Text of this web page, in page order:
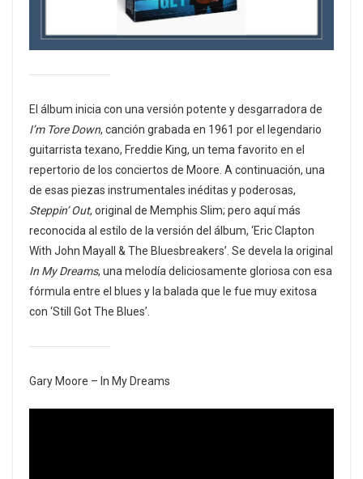
El álbum inicia con una versión potente y desgarradora de
I’m Tore Down, canción grabada en 1961 por el legendario
guitarrista texano, Freddie King, un tema favorito en el
repertorio de los conciertos de Moore. A continuación, una
de esas piezas instrumentales inéditas y poderosas,
Steppin’ Out, original de Memphis Slim; pero aquí más
reconocida al estilo de la versión del álbum, ‘Eric Clapton
With John Mayall & The Bluesbreakers’. Se devela la original
In My Dreams, una melodía deliciosamente gloriosa con esa
fórmula entre el blues y la balada que le fue muy exitosa
con ‘Still Got The Blues’.
Gary Moore – In My Dreams